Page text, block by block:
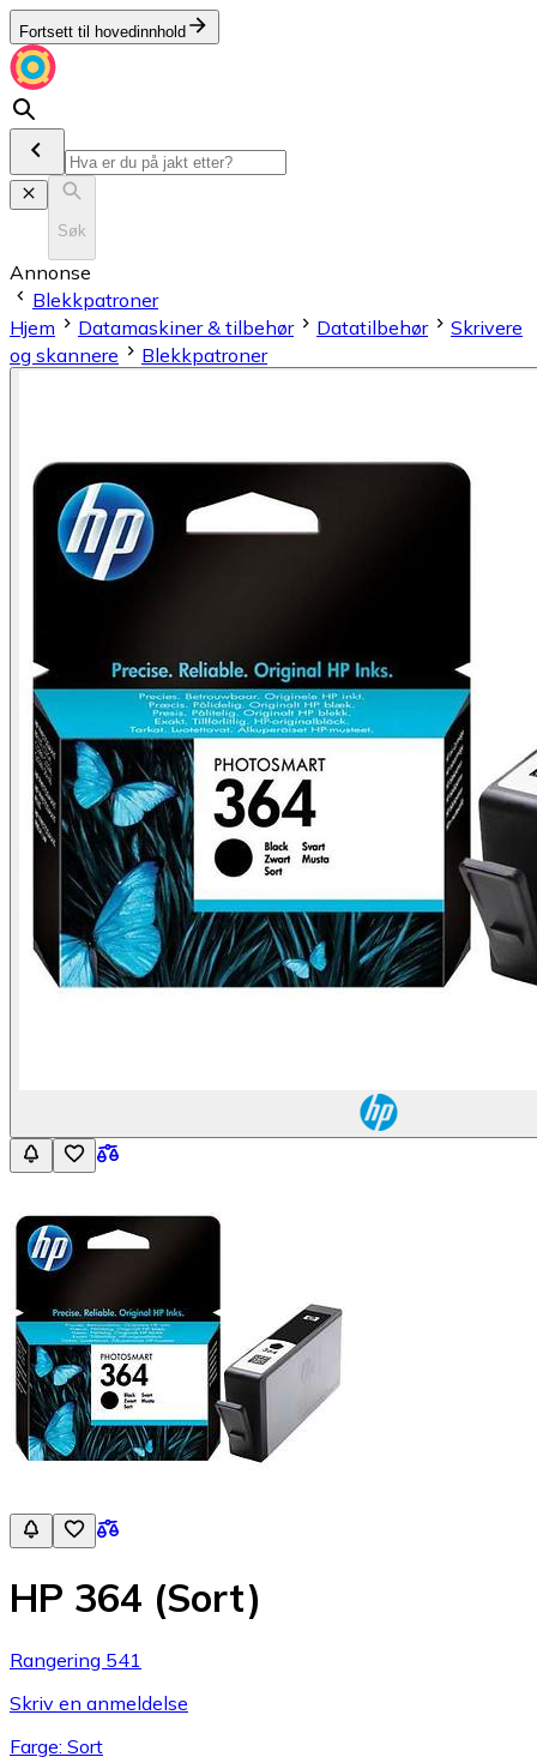
Fortsett til hovedinnhold
Søk
Annonse
Blekkpatroner
Hjem
Datamaskiner & tilbehør Datatilbehør
Skrivere
og skannere
Blekkpatroner
HP 364 (Sort)
Rangering 541
Skriv en anmeldelse
Farge: Sort